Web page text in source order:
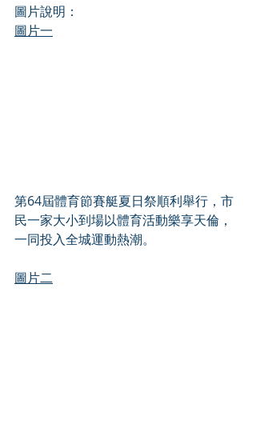
圖片說明：
圖片一
第64屆體育節賽艇夏日祭順利舉行，市
民一家大小到場以體育活動樂享天倫，
一同投入全城運動熱潮。
圖片二